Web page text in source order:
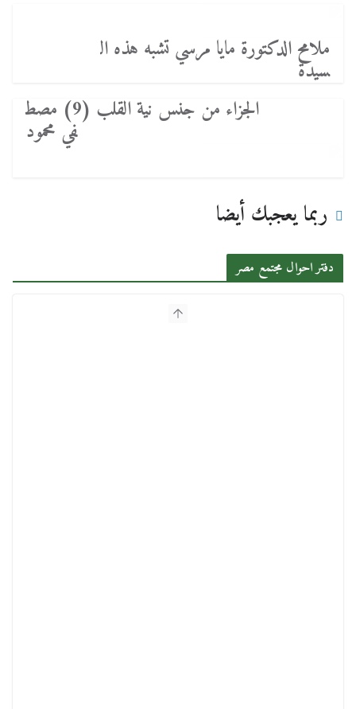
ملامح الدكتورة مايا مرسي تشبه هذه ال
سيدة
الجزاء من جنس نية القلب (9) مصط
في محمود
ربما يعجبك أيضا
دفتر احوال مجتمع مصر